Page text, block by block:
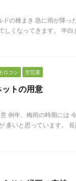
の種まき 急に雨が降っ
しくなってきます。 半
ロコシ 空芯菜
トの用意
例年、梅雨の時期には
多いと思っています。